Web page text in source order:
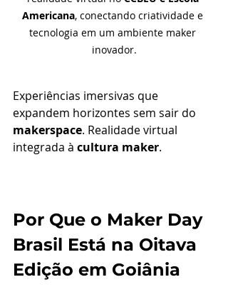
Americana, conectando criatividade e
tecnologia em um ambiente maker
inovador.
Experiências imersivas que
expandem horizontes sem sair do
makerspace. Realidade virtual
integrada à cultura maker.
Por Que o Maker Day
Brasil Está na Oitava
Edição em Goiânia